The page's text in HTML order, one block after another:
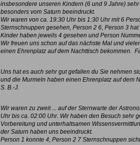
insbesondere unseren Kindern (6 und 9 Jahre)
besonders vom Saturn beeindruckt.
Wir waren von ca. 19:30 Uhr bis 1:30 Uhr mit 6
Sternschnuppen gesehen, Person 2 6, Person 3
Kinder haben jeweils 4 gesehen und Person
Wir freuen uns schon auf das nächste Mal und
einen Ehrenplatz auf dem Nachttisch bekommen.
Uns hat es auch sehr gut gefallen du Sie nehmen
und die Murmeln haben einen Ehrenplatz auf dem
S. B.-J.
Wir waren zu zweit ... auf der Sternwarte der
Uhr bis ca. 02:00 Uhr. Wir haben den Besuch sehr
Vorbereitung und unterhaltsamen
der Saturn haben uns beeindruckt.
Person 1 konnte 4, Person 2 7 Sternschnuppen